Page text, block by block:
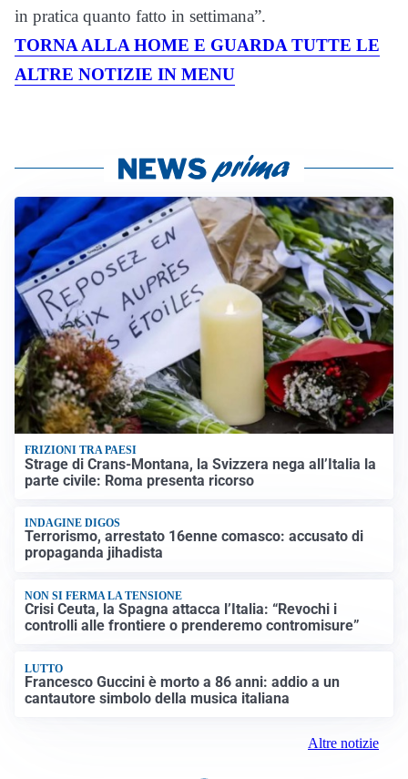
in pratica quanto fatto in settimana”.
TORNA ALLA HOME E GUARDA TUTTE LE
ALTRE NOTIZIE IN MENU
FRIZIONI TRA PAESI
Strage di Crans-Montana, la Svizzera nega all’Italia la
parte civile: Roma presenta ricorso
INDAGINE DIGOS
Terrorismo, arrestato 16enne comasco: accusato di
propaganda jihadista
NON SI FERMA LA TENSIONE
Crisi Ceuta, la Spagna attacca l’Italia: “Revochi i
controlli alle frontiere o prenderemo contromisure”
LUTTO
Francesco Guccini è morto a 86 anni: addio a un
cantautore simbolo della musica italiana
Altre notizie